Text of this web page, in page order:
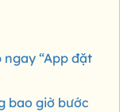
“App đặt
bao giờ bước